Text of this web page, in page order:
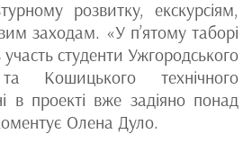
розвитку, екскурсіям,
заходам. «У п’ятому таборі
студенти Ужгородського
та Кошицького технічного
в проекті вже задіяно понад
Олена Дуло.